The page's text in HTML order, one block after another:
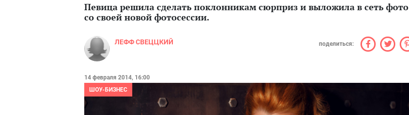
Певица решила сделать поклонникам сюрприз и выложила в сеть фото
со своей новой фотосессии.
ЛЕФФ СВЕЦЦКИЙ поделиться:
14 февраля 2014, 16:00
ШОУ-БИЗНЕС